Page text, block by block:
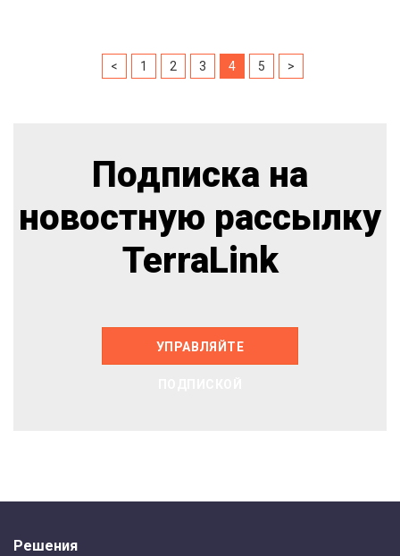
< 1 2 3 4 5 >
Подписка на
новостную рассылку
TerraLink
УПРАВЛЯЙТЕ
Решения